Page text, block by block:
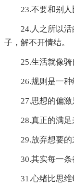
23.不要和别
24.人之所以
子，解不开情结。
25.生活就像
26.规则是一
27.思想的偏激
28.真正的满
29.放弃想要的
30.其实每一条
31.心绪比思维